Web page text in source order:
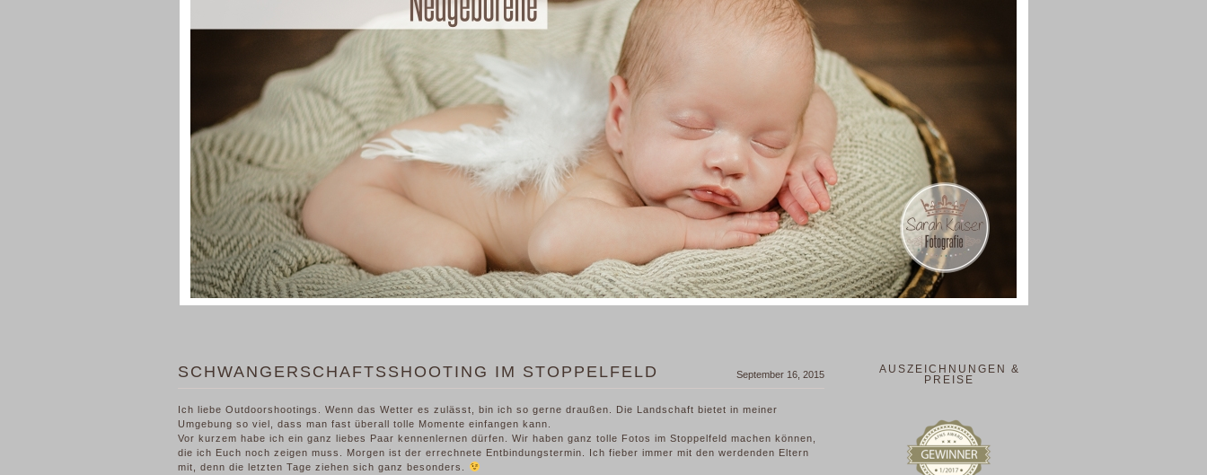
September 16, 2015
SCHWANGERSCHAFTSSHOOTING IM STOPPELFELD
Ich liebe Outdoorshootings. Wenn das Wetter es zulässt, bin ich so gerne draußen. Die Landschaft bietet in meiner
Umgebung so viel, dass man fast überall tolle Momente einfangen kann.
Vor kurzem habe ich ein ganz liebes Paar kennenlernen dürfen. Wir haben ganz tolle Fotos im Stoppelfeld machen können,
die ich Euch noch zeigen muss. Morgen ist der errechnete Entbindungstermin. Ich fieber immer mit den werdenden Eltern
mit, denn die letzten Tage ziehen sich ganz besonders.
AUSZEICHNUNGEN &
PREISE